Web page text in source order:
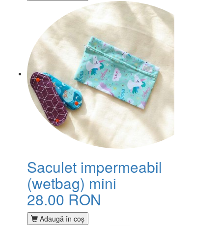
Saculet impermeabil
(wetbag) mini
28.00 RON
Adaugă în coş